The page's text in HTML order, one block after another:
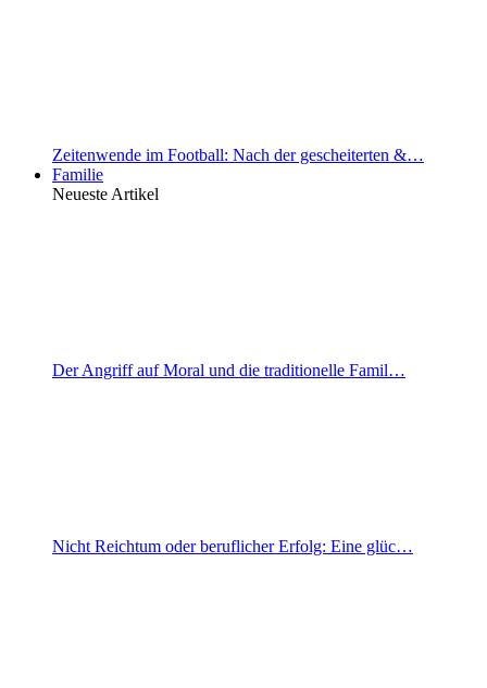
Zeitenwende im Football: Nach der gescheiterten &…
Familie
Neueste Artikel
Der Angriff auf Moral und die traditionelle Famil…
Nicht Reichtum oder beruflicher Erfolg: Eine glüc…